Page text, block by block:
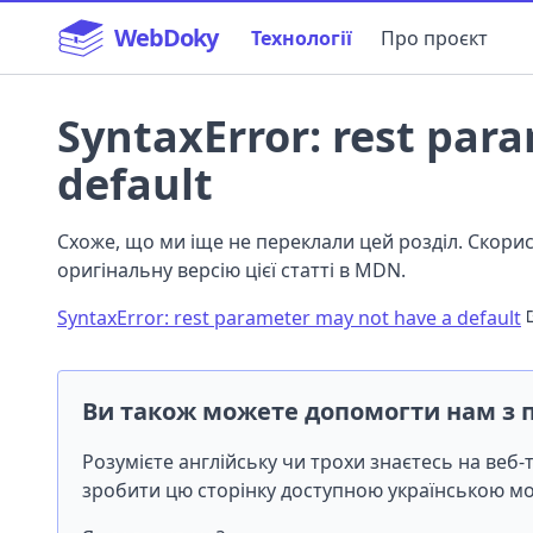
WebDoky Технології Про проєкт
SyntaxError: rest
default
Схоже, що ми іще не переклали цей розділ.
оригінальну версію цієї статті в MDN.
SyntaxError: rest parameter may not have a default
Ви також можете допомогти нам з
Розумієте англійську чи трохи знаєтесь на
зробити цю сторінку доступною українською